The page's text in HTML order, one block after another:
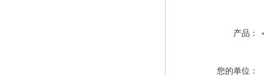
产品：
您的单位：